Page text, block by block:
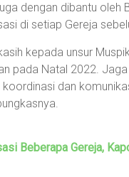
dengan dibantu
di setiap Gereja
kepada unsur
pada Natal 2022.
dan
Beberapa Gereja,